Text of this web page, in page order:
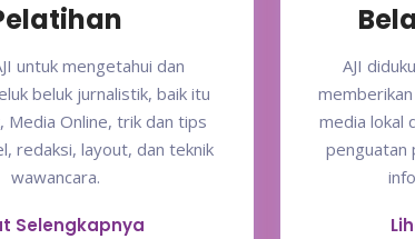
untuk mengetahui dan
beluk jurnalistik, baik itu
Media Online, trik dan tips
redaksi, layout, dan teknik
wawancara.
Selengkapnya
AJI
media lokal
penguatan